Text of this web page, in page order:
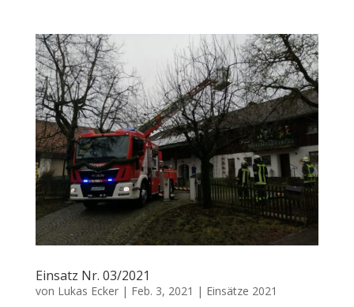
Einsatz Nr. 03/2021
von Lukas Ecker| Feb. 3, 2021 | Einsätze 2021